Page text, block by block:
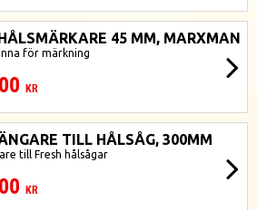
45 MM, MARXMAN
för märkning
KR
TILL HÅLSÅG, 300MM
till Fresh hålsågar
KR